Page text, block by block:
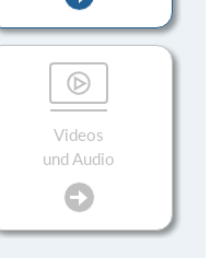
Videos
und Audio